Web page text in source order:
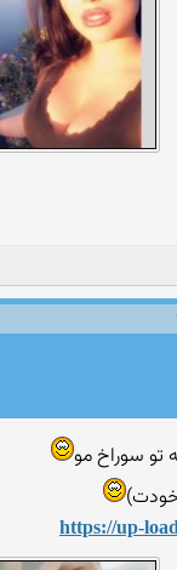
سوراخ مو
https://up-